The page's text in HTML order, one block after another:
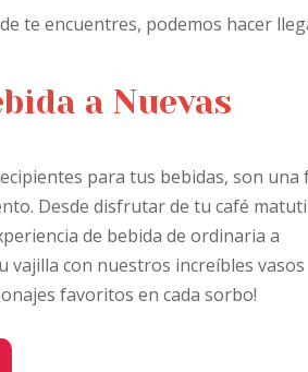
te encuentres, podemos hacer
a Nuevas
para tus bebidas, son una
Desde disfrutar de tu café
de bebida de ordinaria a
vajilla con nuestros increíbles vasos
favoritos en cada sorbo!